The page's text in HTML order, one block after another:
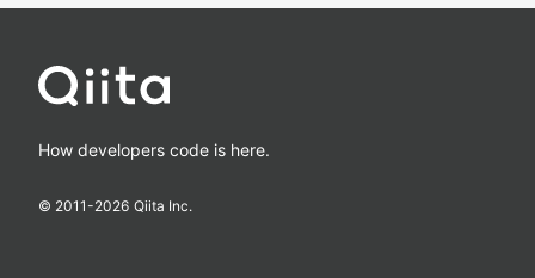
How developers code is here.
© 2011-2026 Qiita Inc.